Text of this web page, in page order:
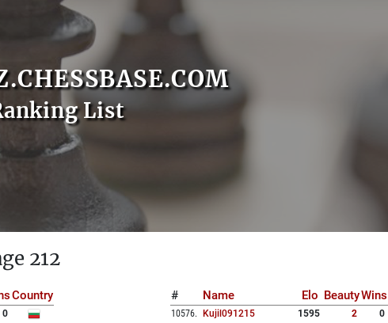
List
212
Country
0
# Name Elo BeautyWins
10576. Kujil091215 1595 2
0